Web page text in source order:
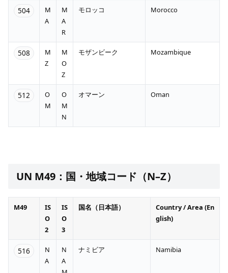
504
M
A
M
A
R
モロッコ Morocco
508
M
Z
M
O
Z
モザンビーク Mozambique
512
O
M
O
M
N
オマーン Oman
UN M49：国・地域コード（N–Z）
M49
IS
O
2
IS
O
3
国名（日本語）
Country / Area (En
glish)
516
N
A
N
A
ナミビア Namibia